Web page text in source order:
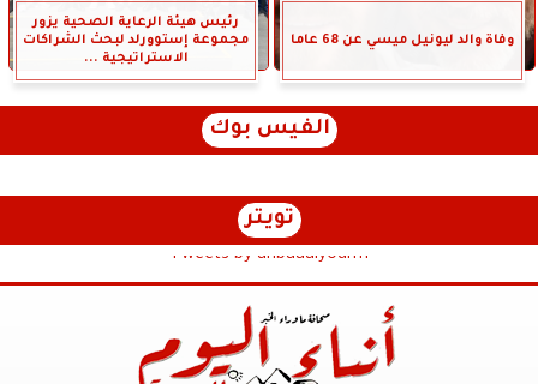
وفاة والد ليونيل ميسي عن 68 عاما
رئيس هيئة الرعاية الصحية يزور
مجموعة إستوورلد لبحث الشراكات
الاستراتيجية ...
الفيس بوك
تويتر
Tweets by anbaaalyoum1